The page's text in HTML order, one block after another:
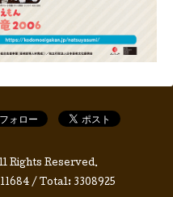
Rights Reserved.
11684 / Total: 3308925